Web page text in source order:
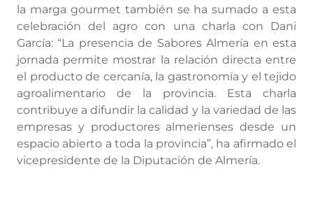
la marga gourmet también se ha sumado a esta
celebración del agro con una charla con Dani
García: “La presencia de Sabores Almería en esta
jornada permite mostrar la relación directa entre
el producto de cercanía, la gastronomía y el tejido
agroalimentario de la provincia. Esta charla
contribuye a difundir la calidad y la variedad de las
empresas y productores almerienses desde un
espacio abierto a toda la provincia”, ha afirmado el
vicepresidente de la Diputación de Almería.